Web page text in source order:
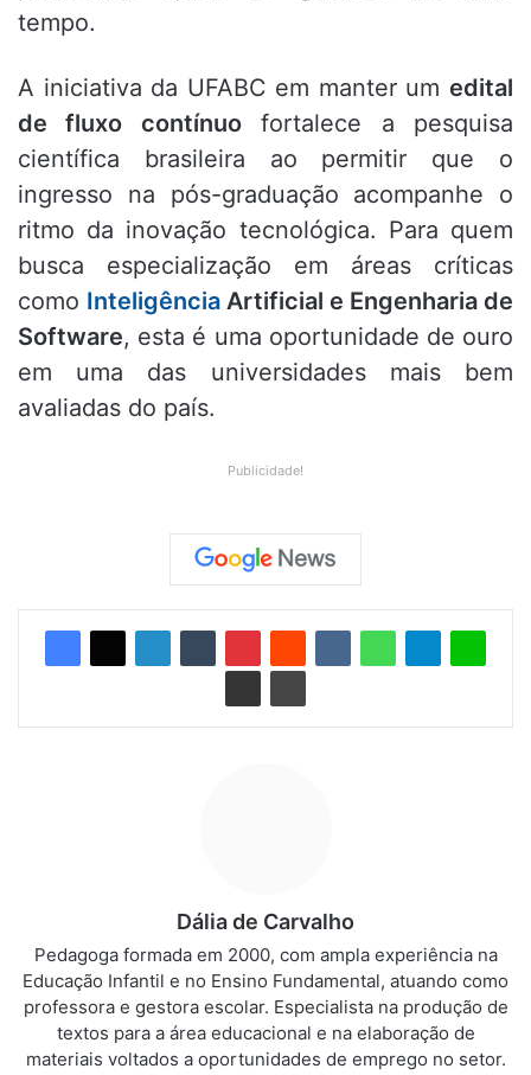
tempo.
A iniciativa da UFABC em manter um edital
de fluxo contínuofortalece a pesquisa
científica brasileira ao permitir que o
ingresso na pós-graduação acompanhe o
ritmo da inovação tecnológica. Para quem
busca especialização em áreas críticas
como Inteligência Artificial e Engenharia de
Software, esta é uma oportunidade de ouro
em uma das universidades mais bem
avaliadas do país.
Publicidade!
Dália de Carvalho
Pedagoga formada em 2000, com ampla experiência na
Educação Infantil e no Ensino Fundamental, atuando como
professora e gestora escolar. Especialista na produção de
textos para a área educacional e na elaboração de
materiais voltados a oportunidades de emprego no setor.